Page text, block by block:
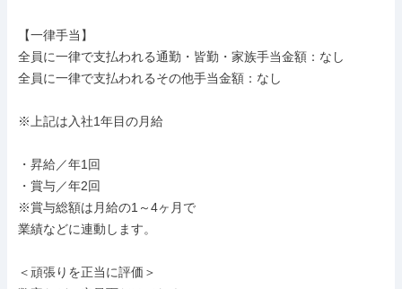
【一律手当】
全員に一律で支払われる通勤・皆勤・家族手当金額：なし
全員に一律で支払われるその他手当金額：なし
※上記は入社1年目の月給
・昇給／年1回
・賞与／年2回
※賞与総額は月給の1～4ヶ月で
業績などに連動します。
＜頑張りを正当に評価＞